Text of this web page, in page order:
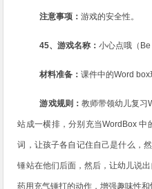
注意事项：游戏的安全性。
45、游戏名称：小心点哦（
材料准备：课件中的Word box
游戏规则： 教师带领幼儿复习
站成一横排，分别充当WordBox中
词，让孩子各自记住自己是什么，
锤站在他们后面，然后，让幼儿说
药用充气锤打的动作，增强趣味性和